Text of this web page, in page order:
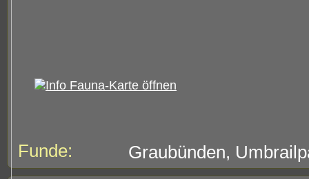
Funde: Graubünden,